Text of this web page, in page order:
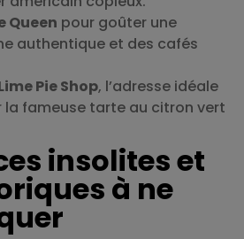
Queen pour goûter une
authentique et des cafés
Pie Shop, l’adresse idéale
la fameuse tarte au citron vert
insolites et
à ne